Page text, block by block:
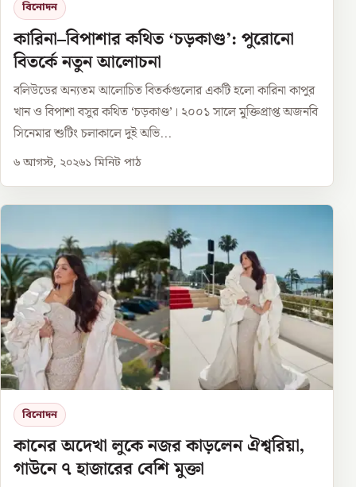
বিনোদন
কারিনা–বিপাশার কথিত ‘চড়কাণ্ড’: পুরোনো
বিতর্কে নতুন আলোচনা
বলিউডের অন্যতম আলোচিত বিতর্কগুলোর একটি হলো কারিনা কাপুর
খান ও বিপাশা বসুর কথিত ‘চড়কাণ্ড’। ২০০১ সালে মুক্তিপ্রাপ্ত অজনবি
সিনেমার শুটিং চলাকালে দুই অভি...
৬ আগস্ট, ২০২৬১ মিনিট পাঠ
বিনোদন
কানের অদেখা লুকে নজর কাড়লেন ঐশ্বরিয়া,
গাউনে ৭ হাজারের বেশি মুক্তা